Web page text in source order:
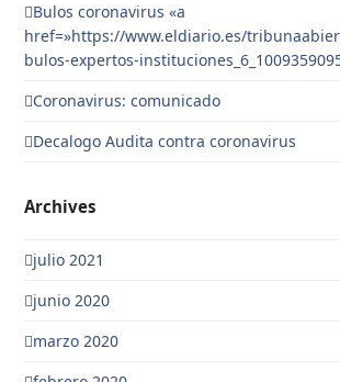
Bulos coronavirus «a
href=»https://www.eldiario.es/
bulos-expertos-
Coronavirus: comunicado
Decalogo Audita contra coronavirus
Archives
julio 2021
junio 2020
marzo 2020